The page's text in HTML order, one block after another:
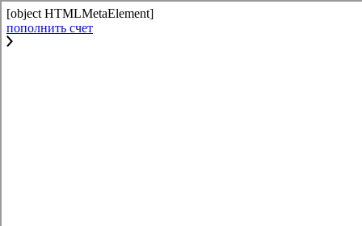
[object HTMLMetaElement]
пополнить счет